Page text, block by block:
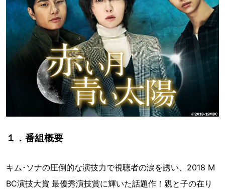
１．番組概要
キム･ソナの圧倒的な演技力で視聴者の涙を誘い、2018 M
BC演技大賞 最優秀演技賞に輝いた話題作！親と子の在り